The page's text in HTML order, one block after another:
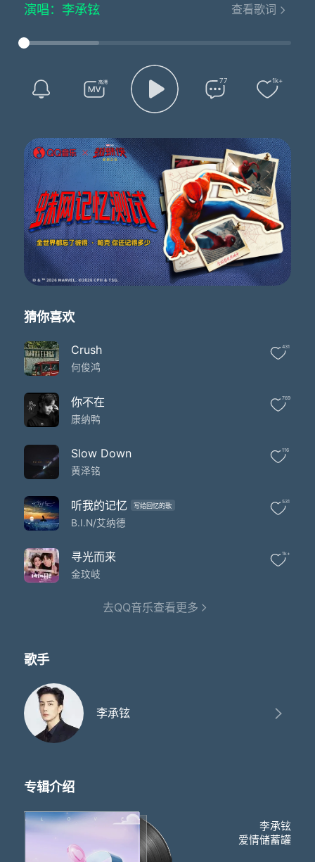
演唱：李承铉
作曲：边一鸣
编曲：忒格路
制作助理：漆柚
吉他：JH
和声编写：漆柚
配唱制作人：刘鑫磊/杨晓磊
音频编辑：刘鑫磊/漆柚
主唱录音棚：LuckySeven Studio
主唱录音师：李承铉
混音：刘鑫磊
母带：刘鑫磊
要用多少时间看穿
喜怒哀乐离合悲欢
或许曾有遗憾
还好不算太晚
牵你的手好怕孤单
有你最爱的那道晚餐
还好日子不快不慢虽然艰辛也算平淡
换来几个铜板往下一站
爱情的储蓄罐 存好多片段
用多少日子换来同样习惯
安静的房间里与你对谈
原来是我最美的浪漫
爱情的储蓄罐 存好多期盼
曾经的欢喜冤家变得喜感
无论哪个瞬间 剧情都有你一半
夏天的风吹得好慢
牵你的手好怕走散
月下兜兜转转
像是往常那样陪伴
还好日子不快不慢虽然艰辛也算平淡
一路上有你作伴
安静的房间里与你对谈
原来是我最美的浪漫
曾经的欢喜冤家变得喜感
沿途风景全都与你相关
无论哪个瞬间 剧情都有你一半
爱情的储蓄罐 存好多温暖
原来是我最美的浪漫
爱情的储蓄罐 存好多美满
或许是欢喜冤家最终答案
沿途风景全都陪你浏览
有你在的桥段 怎么看也看不完
查看歌词
77 1k+
猜你喜欢
Crush
何俊鸿
431
你不在
康纳鸭
769
Slow Down
黄泽铭
116
听我的记忆 写给回忆的歌
B.I.N/艾纳德
531
寻光而来
金玟岐
1k+
去QQ音乐查看更多
歌手
李承铉
专辑介绍
李承铉
爱情储蓄罐